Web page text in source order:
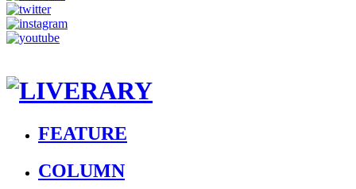
FEATURE
COLUMN